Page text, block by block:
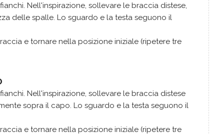
Nell'inspirazione, sollevare le braccia distese,
delle spalle. Lo sguardo e la testa seguono il
e tornare nella posizione iniziale (ripetere tre
Nell'inspirazione, sollevare le braccia distese
sopra il capo. Lo sguardo e la testa seguono il
e tornare nella posizione iniziale (ripetere tre